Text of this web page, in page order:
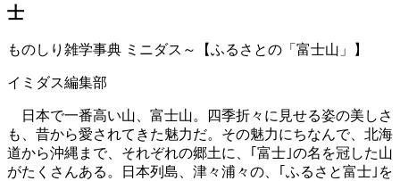
士
ものしり雑学事典 ミニダス～【ふるさとの「富士山」】
イミダス編集部
日本で一番高い山、富士山。四季折々に見せる姿の美しさ
も、昔から愛されてきた魅力だ。その魅力にちなんで、北海
道から沖縄まで、それぞれの郷土に、｢富士｣の名を冠した山
がたくさんある。日本列島、津々浦々の、｢ふるさと富士｣を